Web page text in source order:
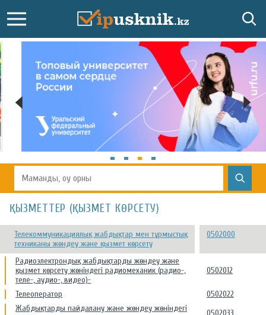
ҚЫЗМЕТТЕР (ҚЫЗМЕТ КӨРСЕТУ)
Телекоммуникациялық жабдықтар мен тұрмыстық
техниканы жөндеу және қызмет көрсету
0502000
Радиоэлектрондық жабдықтарды жөндеу және
қызмет көрсету жөніндегі радиомеханик (радио-,
теле-, аудио-, видео)-
0502012
Телеоператор
0502022
Жабдықтарды пайдалану және жөндеу жөніндегі